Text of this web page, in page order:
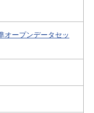
オープンデータセッ